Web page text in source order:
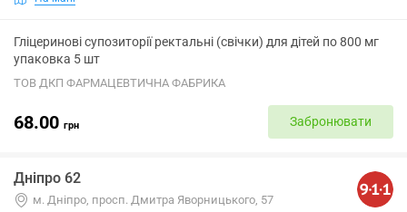
Гліцеринові супозиторії ректальні (свічки) для дітей по 800 мг
упаковка 5 шт
ТОВ ДКП ФАРМАЦЕВТИЧНА ФАБРИКА
68.00 грн Забронювати
Дніпро 62
м. Днiпро, просп. Дмитра Яворницького, 57